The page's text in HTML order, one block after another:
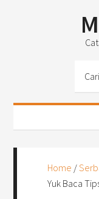
Home /
Yuk Baca